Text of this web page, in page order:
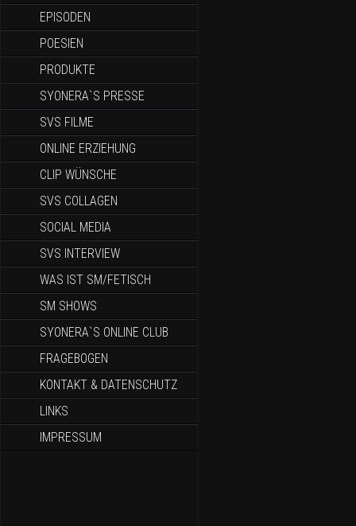
EPISODEN
POESIEN
PRODUKTE
SYONERA`S PRESSE
SVS FILME
ONLINE ERZIEHUNG
CLIP WÜNSCHE
SVS COLLAGEN
SOCIAL MEDIA
SVS INTERVIEW
WAS IST SM/FETISCH
SM SHOWS
SYONERA`S ONLINE CLUB
FRAGEBOGEN
KONTAKT & DATENSCHUTZ
LINKS
IMPRESSUM